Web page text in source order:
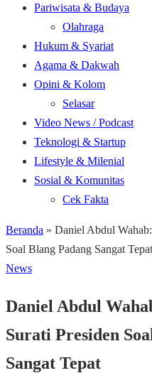
Pariwisata & Budaya
Olahraga
Hukum & Syariat
Agama & Dakwah
Opini & Kolom
Selasar
Video News / Podcast
Teknologi & Startup
Lifestyle & Milenial
Sosial & Komunitas
Cek Fakta
Beranda » Daniel Abdul
Soal Blang Padang Sangat Tepat
News
Daniel Abdul
Surati Presiden
Sangat Tepat